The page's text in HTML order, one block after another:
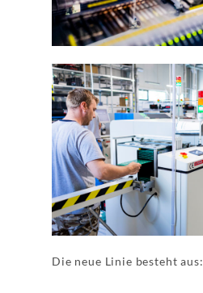
Die neue Linie besteht aus: